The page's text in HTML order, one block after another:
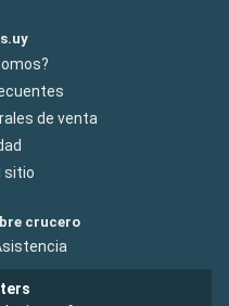
de venta
sitio
crucero